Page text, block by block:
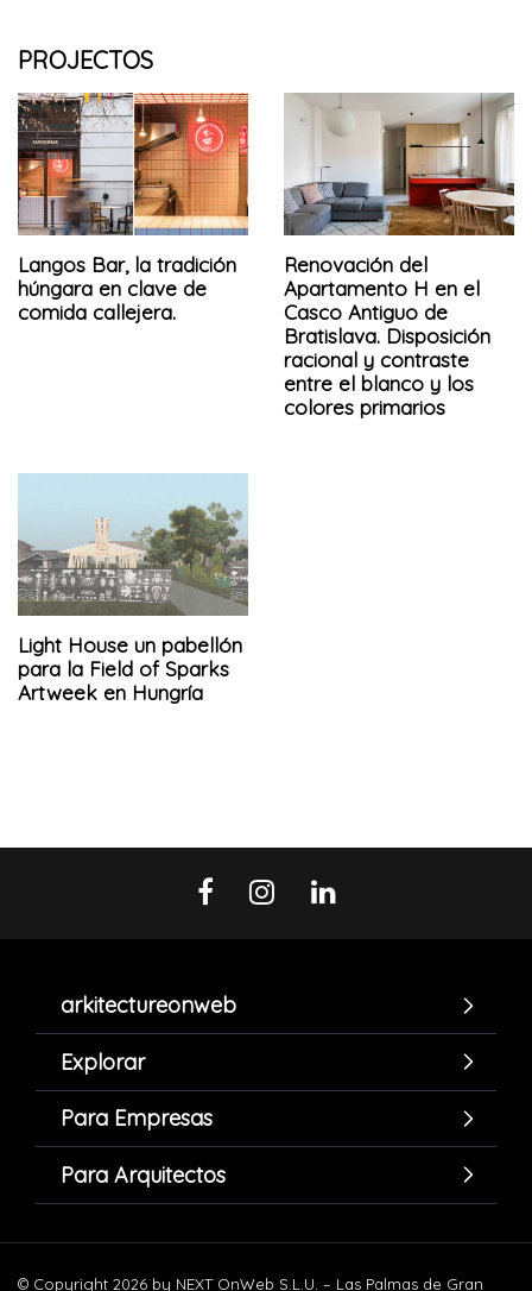
PROJECTOS
Langos Bar, la tradición
húngara en clave de
comida callejera.
Renovación del
Apartamento H en el
Casco Antiguo de
Bratislava. Disposición
racional y contraste
entre el blanco y los
colores primarios
Light House un pabellón
para la Field of Sparks
Artweek en Hungría
arkitectureonweb
Explorar
Para Empresas
Para Arquitectos
© Copyright 2026 by NEXT OnWeb S.L.U. – Las Palmas de Gran